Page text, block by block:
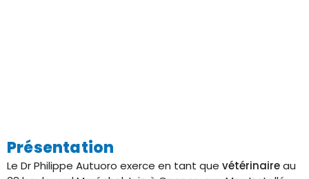
Présentation
Le Dr Philippe Autuoro exerce en tant que vétérinaireau